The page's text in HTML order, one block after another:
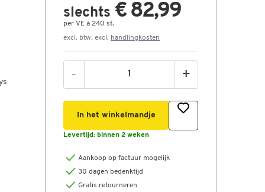
slechts € 82,99
per VE à 240 st.
excl. btw, excl. handlingkosten
- +
In het winkelmandje
Levertijd: binnen 2 weken
Aankoop op factuur mogelijk
30 dagen bedenktijd
Gratis retourneren